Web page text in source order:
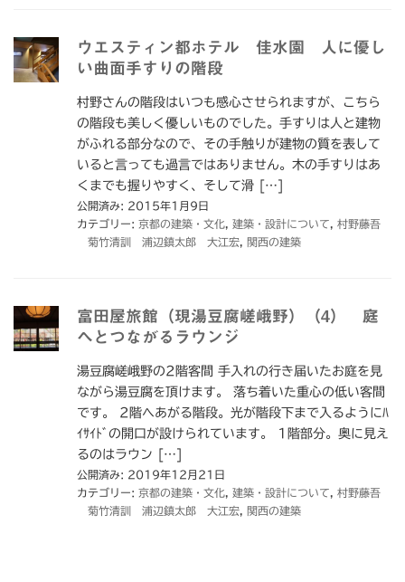
ウエスティン都ホテル 佳水園 人に優し
い曲面手すりの階段
村野さんの階段はいつも感心させられますが、こちら
の階段も美しく優しいものでした。手すりは人と建物
がふれる部分なので、その手触りが建物の質を表して
いると言っても過言ではありません。木の手すりはあ
くまでも握りやすく、そして滑 […]
公開済み: 2015年1月9日
カテゴリー: 京都の建築・文化 建築・設計について
村野藤吾
菊竹清訓 浦辺鎮太郎 大江宏
関西の建築
富田屋旅館（現湯豆腐嵯峨野）（4） 庭
へとつながるラウンジ
湯豆腐嵯峨野の2階客間 手入れの行き届いたお庭を見
ながら湯豆腐を頂けます。 落ち着いた重心の低い客間
です。 2階へあがる階段。光が階段下まで入るようにﾊ
ｲｻｲﾄﾞの開口が設けられています。 1階部分。奥に見え
るのはラウン […]
公開済み: 2019年12月21日
カテゴリー: 京都の建築・文化 建築・設計について
村野藤吾
菊竹清訓 浦辺鎮太郎 大江宏
関西の建築